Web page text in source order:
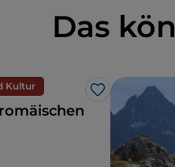
Das
Kultur
Like